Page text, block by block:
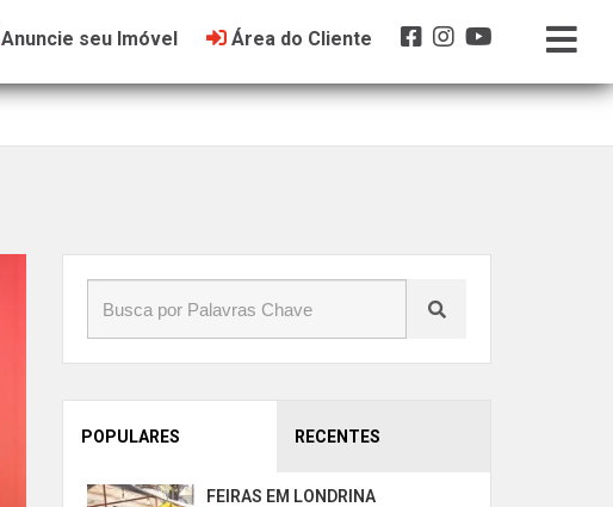
Anuncie seu Imóvel Área do Cliente
POPULARES RECENTES
FEIRAS EM LONDRINA